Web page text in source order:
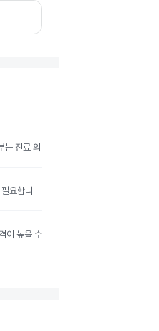
는 진료 의
요합니
이 높을 수